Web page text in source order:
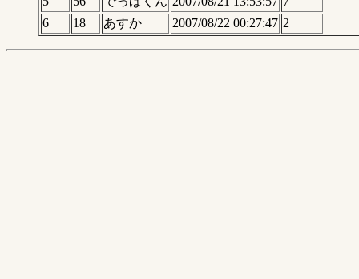
6
18 あすか 2007/08/22 00:27:47 2